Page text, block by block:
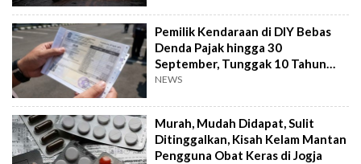
Pemilik Kendaraan di DIY Bebas
Denda Pajak hingga 30
September, Tunggak 10 Tahun
Cukup Bayar 5 Tahun
NEWS
Murah, Mudah Didapat, Sulit
Ditinggalkan, Kisah Kelam Mantan
Pengguna Obat Keras di Jogja